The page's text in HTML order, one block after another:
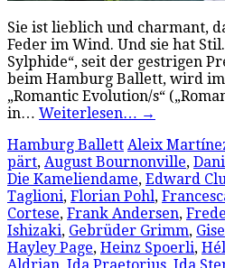
Sie ist lieblich und charmant,
Feder im Wind. Und sie hat
Sylphide“, seit der gestrigen
beim Hamburg Ballett, wird im
„Romantic Evolution/s“
in… Weiterlesen… →
Hamburg Ballett Aleix
pärt, August Bournonville,
Die Kameliendame, Edward
Taglioni, Florian Pohl,
Cortese, Frank Andersen,
Ishizaki, Gebrüder Grimm,
Hayley Page, Heinz Spoerli,